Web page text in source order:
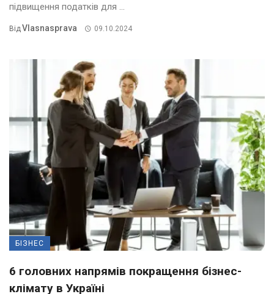
підвищення податків для ...
ВідVlasnasprava 09.10.2024
БІЗНЕС
6 головних напрямів покращення бізнес-
клімату в Україні